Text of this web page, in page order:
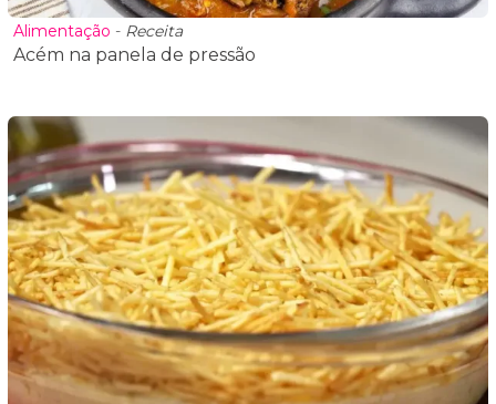
Alimentação - Receita
Acém na panela de pressão